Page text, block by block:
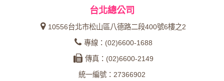
台北總公司
10556台北市松山區八德路二段400號6樓之2
專線：(02)6600-1688
傳真：(02)6600-2149
統一編號：27366902